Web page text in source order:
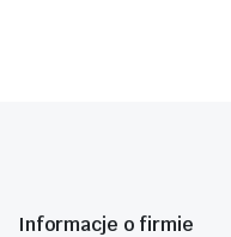
Informacje o firmie